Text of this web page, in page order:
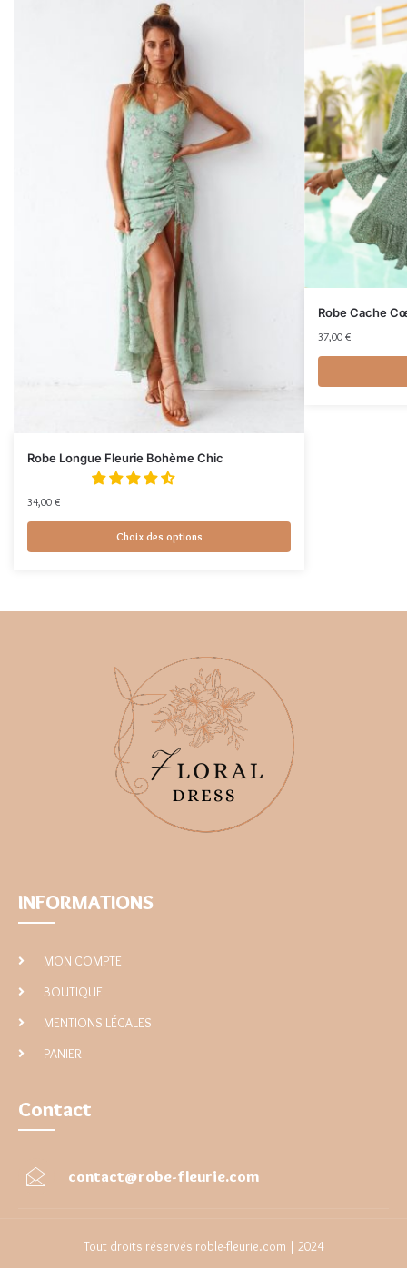
Robe Longue Fleurie Bohème Chic
34,00 €
Choix des options
Robe Cache
37,00 €
INFORMATIONS
MON COMPTE
BOUTIQUE
MENTIONS LÉGALES
PANIER
Contact
contact@robe-fleurie.com
Tout droits réservés roble-fleurie.com | 2024